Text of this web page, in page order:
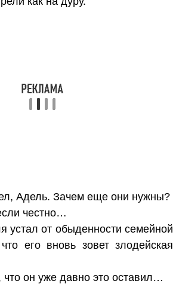
Адель. Зачем еще они нужны?
честно…
от обыденности семейной
его вновь зовет злодейская
что он уже давно это оставил…